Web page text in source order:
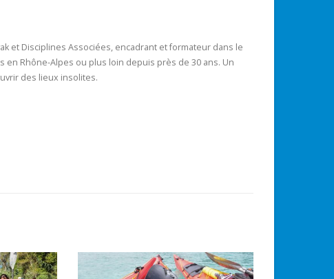
et Disciplines Associées, encadrant et formateur dans le
Rhône-Alpes ou plus loin depuis près de 30 ans. Un
des lieux insolites.